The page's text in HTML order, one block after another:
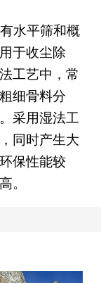
水平筛和概
于收尘除
工艺中，常
细骨料分
采用湿法工
同时产生大
保性能较
。